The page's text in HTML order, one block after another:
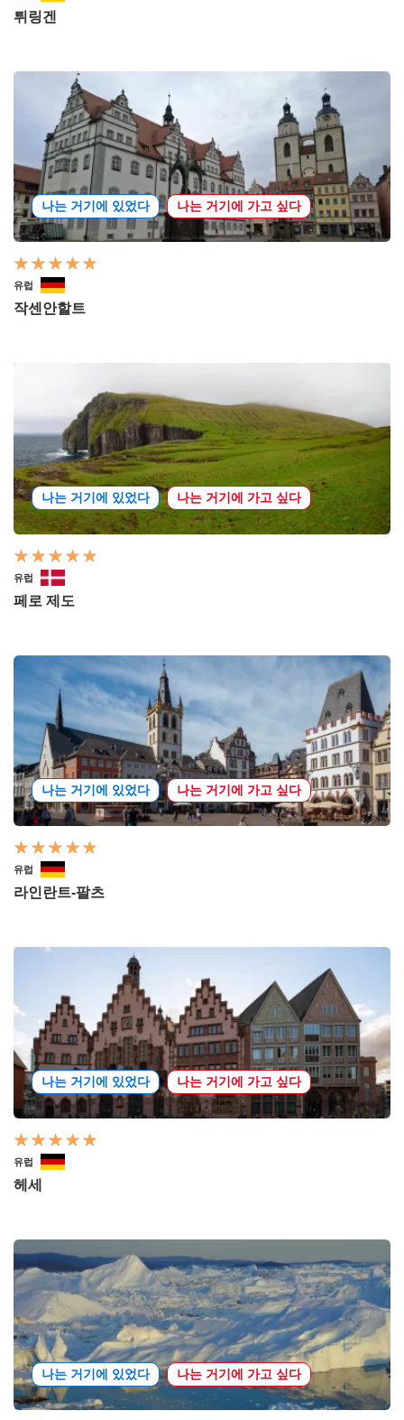
튀링겐
나는 거기에 있었다 나는 거기에 가고 싶다
유럽
작센안할트
나는 거기에 있었다 나는 거기에 가고 싶다
유럽
페로 제도
나는 거기에 있었다 나는 거기에 가고 싶다
유럽
라인란트-팔츠
나는 거기에 있었다 나는 거기에 가고 싶다
유럽
헤세
나는 거기에 있었다 나는 거기에 가고 싶다